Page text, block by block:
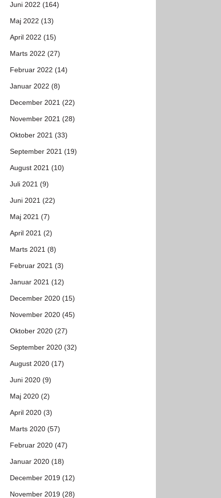
Juni 2022 (164)
Maj 2022 (13)
April 2022 (15)
Marts 2022 (27)
Februar 2022 (14)
Januar 2022 (8)
December 2021 (22)
November 2021 (28)
Oktober 2021 (33)
September 2021 (19)
August 2021 (10)
Juli 2021 (9)
Juni 2021 (22)
Maj 2021 (7)
April 2021 (2)
Marts 2021 (8)
Februar 2021 (3)
Januar 2021 (12)
December 2020 (15)
November 2020 (45)
Oktober 2020 (27)
September 2020 (32)
August 2020 (17)
Juni 2020 (9)
Maj 2020 (2)
April 2020 (3)
Marts 2020 (57)
Februar 2020 (47)
Januar 2020 (18)
December 2019 (12)
November 2019 (28)